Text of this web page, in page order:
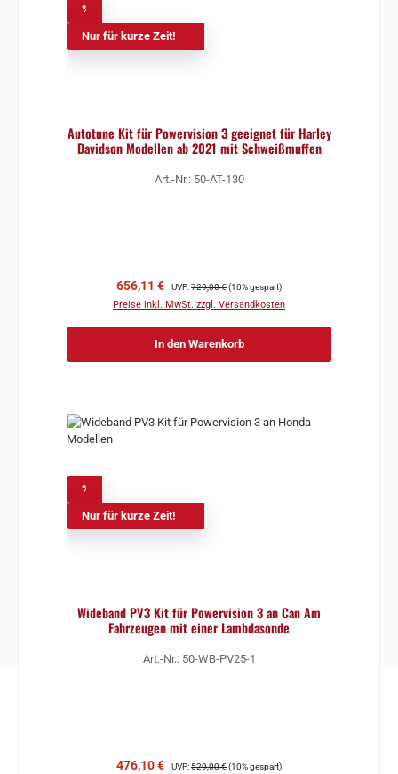
Nur für kurze Zeit!
Autotune Kit für Powervision 3 geeignet für Harley
Davidson Modellen ab 2021 mit Schweißmuffen
Art.-Nr.: 50-AT-130
Verkaufspreis:
656,11 € Regulärer Preis:
UVP:729,00 €(10% gespart)
Preise inkl. MwSt. zzgl. Versandkosten
In den Warenkorb
Nur für kurze Zeit!
Wideband PV3 Kit für Powervision 3 an Can Am
Fahrzeugen mit einer Lambdasonde
Art.-Nr.: 50-WB-PV25-1
Verkaufspreis:
476,10 € Regulärer Preis:
UVP:529,00 €(10% gespart)